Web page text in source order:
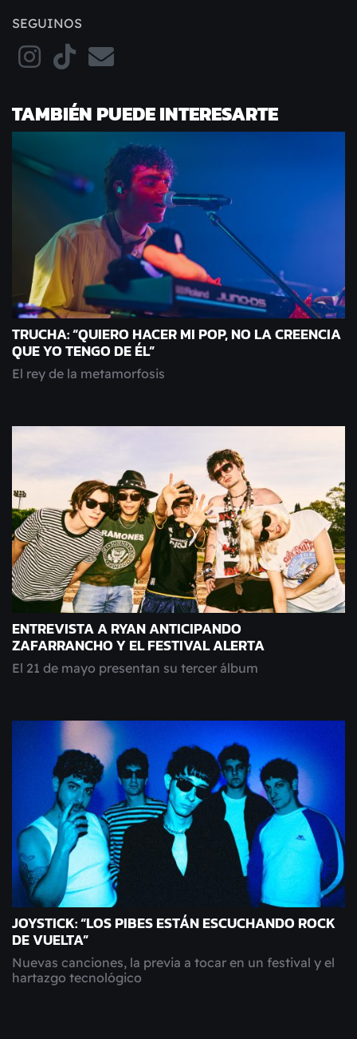
SEGUINOS
TAMBIÉN PUEDE INTERESARTE
TRUCHA: “QUIERO HACER MI POP, NO LA CREENCIA
QUE YO TENGO DE ÉL”
El rey de la metamorfosis
ENTREVISTA A RYAN ANTICIPANDO
ZAFARRANCHO Y EL FESTIVAL ALERTA
El 21 de mayo presentan su tercer álbum
JOYSTICK: “LOS PIBES ESTÁN ESCUCHANDO ROCK
DE VUELTA”
Nuevas canciones, la previa a tocar en un festival y el
hartazgo tecnológico